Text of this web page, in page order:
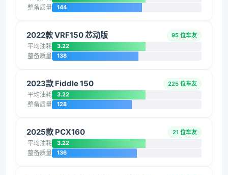
整备质量 144
2022款 VRF150 芯动版 95 位车友
平均油耗 3.22
整备质量 138
2023款 Fiddle 150 225 位车友
平均油耗 3.22
整备质量 128
2025款 PCX160 21 位车友
平均油耗 3.22
整备质量 136